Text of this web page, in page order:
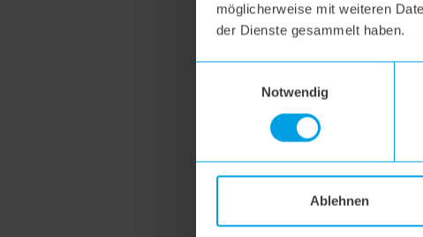
möglicherweise mit weiteren
der Dienste gesammelt haben.
Notwendig
Ablehnen